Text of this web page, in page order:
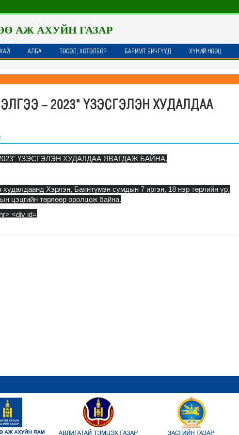
АЖ АХУЙН ГАЗАР
АЛБА ТӨСӨЛ, ХӨТӨЛБӨР БАРИМТ БИЧГҮҮД ХҮНИЙ НӨӨЦ
- 2023" ҮЗЭСГЭЛЭН ХУДАЛДАА
ҮЗЭСГЭЛЭН ХУДАЛДАА ЯВАГДАЖ БАЙНА.
худалдаанд Хэрлэн, Баянтүмэн сумдын 7 иргэн, 18 нэр төрлийн үр,
цэцгийн төрлөөр оролцож байна.